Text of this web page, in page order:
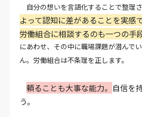
自分の想いを言語化することで整理さ
よって認知に差があることを実感
労働組合に相談するのも一つの手
にあわせ、その中に職場課題が潜んで
ん。労働組合は不条理を正します。
頼ることも大事な能力。 自信を
う。